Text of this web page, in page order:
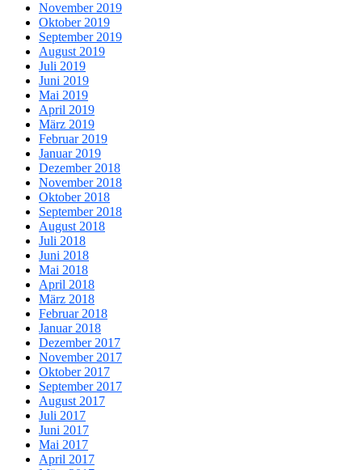
November 2019
Oktober 2019
September 2019
August 2019
Juli 2019
Juni 2019
Mai 2019
April 2019
März 2019
Februar 2019
Januar 2019
Dezember 2018
November 2018
Oktober 2018
September 2018
August 2018
Juli 2018
Juni 2018
Mai 2018
April 2018
März 2018
Februar 2018
Januar 2018
Dezember 2017
November 2017
Oktober 2017
September 2017
August 2017
Juli 2017
Juni 2017
Mai 2017
April 2017